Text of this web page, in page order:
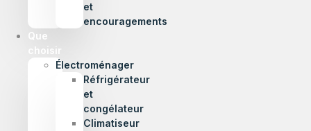
et
encouragements
Que
choisir
Électroménager
Réfrigérateur
et
congélateur
Climatiseur